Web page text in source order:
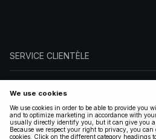
SERVICE CLIENTÈLE
SUIVEZ-NOUS